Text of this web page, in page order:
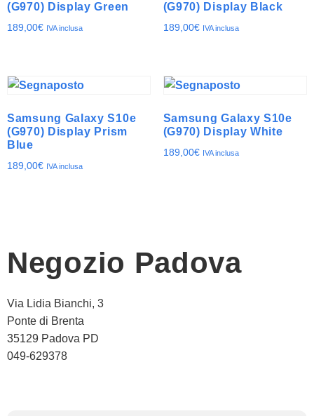
(G970) Display Green
189,00€ IVA inclusa
(G970) Display Black
189,00€ IVA inclusa
Samsung Galaxy S10e
(G970) Display Prism
Blue
189,00€ IVA inclusa
Samsung Galaxy S10e
(G970) Display White
189,00€ IVA inclusa
Negozio Padova
Via Lidia Bianchi, 3
Ponte di Brenta
35129 Padova PD
049-629378